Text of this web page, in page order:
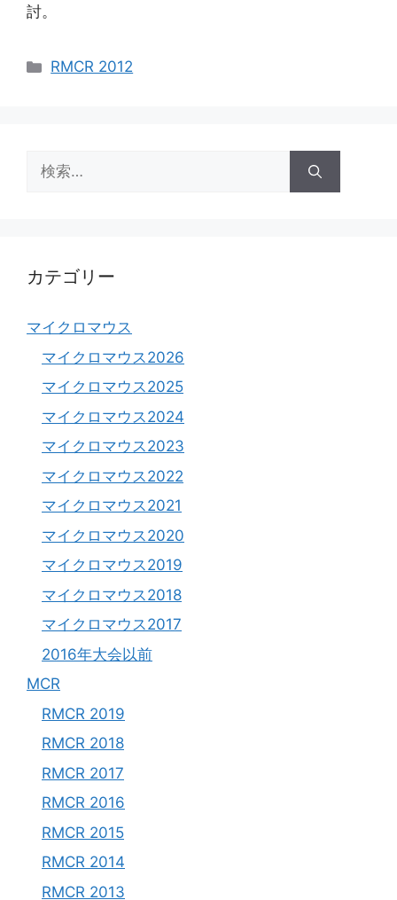
討。
カ
RMCR 2012
索:
カテゴリー
マイクロマウス
マイクロマウス2026
マイクロマウス2025
マイクロマウス2024
マイクロマウス2023
マイクロマウス2022
マイクロマウス2021
マイクロマウス2020
マイクロマウス2019
マイクロマウス2018
マイクロマウス2017
2016年大会以前
MCR
RMCR 2019
RMCR 2018
RMCR 2017
RMCR 2016
RMCR 2015
RMCR 2014
RMCR 2013